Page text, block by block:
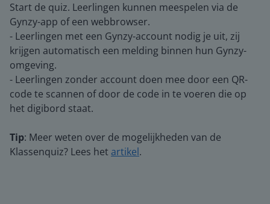
Start de quiz. Leerlingen kunnen meespelen via de
Gynzy-app of een webbrowser.
- Leerlingen met een Gynzy-account nodig je uit, zij
krijgen automatisch een melding binnen hun Gynzy-
omgeving.
- Leerlingen zonder account doen mee door een QR-
code te scannen of door de code in te voeren die op
het digibord staat.
Tip: Meer weten over de mogelijkheden van de
Klassenquiz? Lees het artikel.